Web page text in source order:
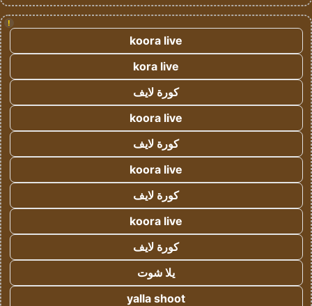
!
koora live
kora live
كورة لايف
koora live
كورة لايف
koora live
كورة لايف
koora live
كورة لايف
يلا شوت
yalla shoot